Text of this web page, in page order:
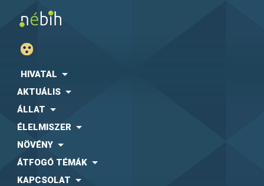
HIVATAL
AKTUÁLIS
ÁLLAT
ÉLELMISZER
NÖVÉNY
ÁTFOGÓ TÉMÁK
KAPCSOLAT